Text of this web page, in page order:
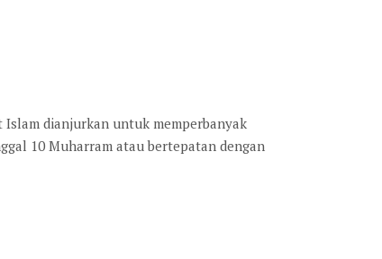
Islam dianjurkan untuk memperbanyak
10 Muharram atau bertepatan dengan